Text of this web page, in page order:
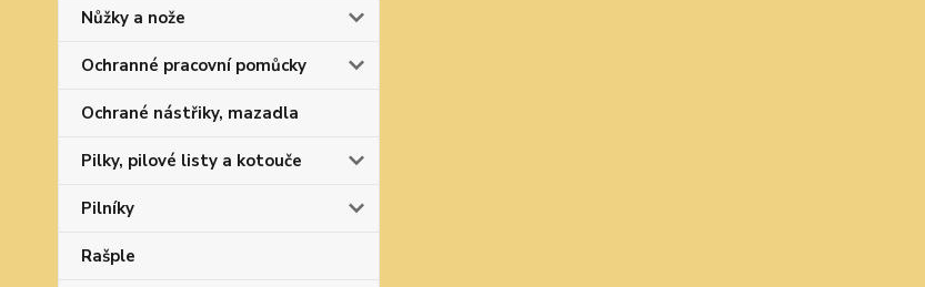
Nůžky a nože
Ochranné pracovní pomůcky
Ochrané nástřiky, mazadla
Pilky, pilové listy a kotouče
Pilníky
Rašple